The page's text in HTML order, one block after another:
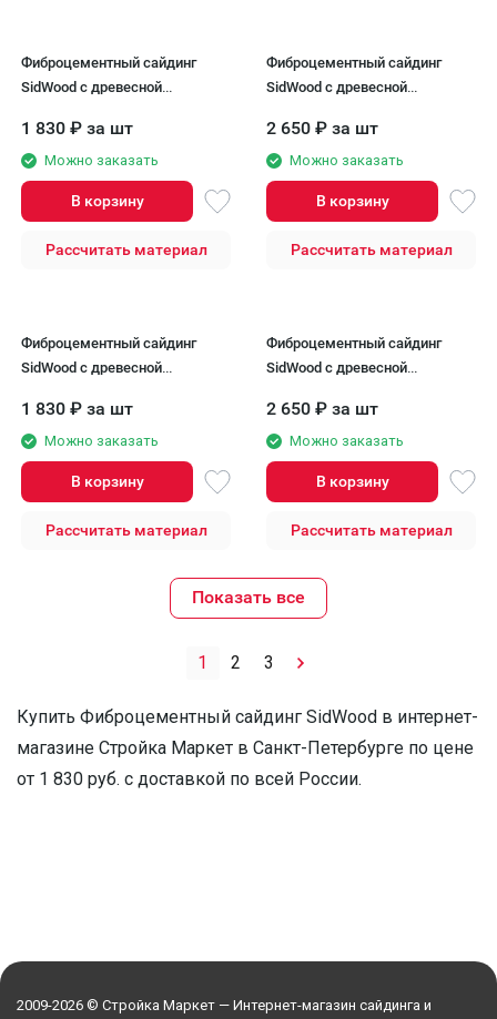
Фиброцементный сайдинг
SidWood с древесной
1 830 ₽ за шт
Можно заказать
В корзину
Рассчитать материал
Фиброцементный сайдинг
SidWood с древесной
2 650 ₽ за шт
Можно заказать
В корзину
Рассчитать материал
Фиброцементный сайдинг
SidWood с древесной
1 830 ₽ за шт
Можно заказать
В корзину
Рассчитать материал
Фиброцементный сайдинг
SidWood с древесной
2 650 ₽ за шт
Можно заказать
В корзину
Рассчитать материал
Показать все
1 2 3
Купить Фиброцементный сайдинг SidWood в интернет-
магазине Стройка Маркет в Санкт-Петербурге по цене
от 1 830 руб. с доставкой по всей России.
2009-2026 © Стройка Маркет — Интернет-магазин сайдинга и